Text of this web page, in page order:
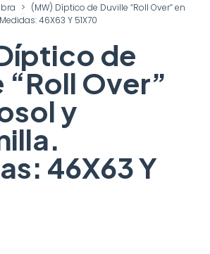
> (MW) Díptico de Duville “Roll Over” en
46X63 Y 51X70
de
“Roll Over”
y
46X63 Y